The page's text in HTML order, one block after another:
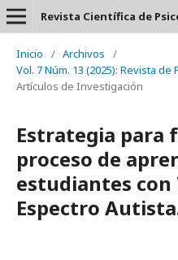
Inicio / Archivos
/
Vol. 7 Núm. 13 (2025): Revista de
Artículos de Investigación
Estrategia para
proceso de
estudiantes
Espectro